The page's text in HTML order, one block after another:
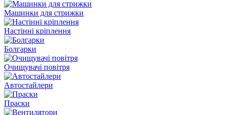
Машинки для стрижки
Настінні кріплення
Болгарки
Очищувачі повітря
Автостайлери
Праски